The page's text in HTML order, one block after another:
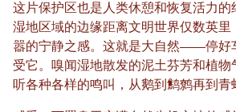
这片保护区也是人类休憩和恢复活力的
湿地区域的边缘距离文明世界仅数英里
嚣的宁静之感。这就是大自然——停好
受它。嗅闻湿地散发的泥土芬芳和植
听各种各样的鸣叫，从鹅到鹪鹩再到青